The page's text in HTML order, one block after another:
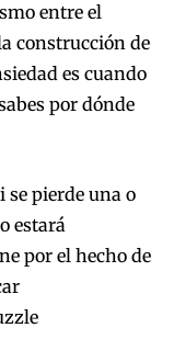
entre el
construcción de
es cuando
por dónde
se pierde una o
estará
por el hecho de